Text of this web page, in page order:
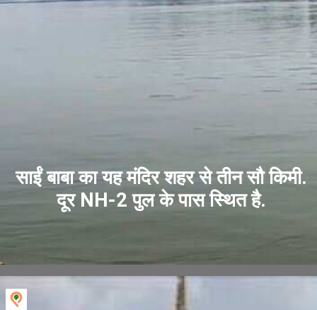
साईं बाबा का यह मंदिर शहर से तीन सौ किमी.
दूर NH-2 पुल के पास स्थित है.